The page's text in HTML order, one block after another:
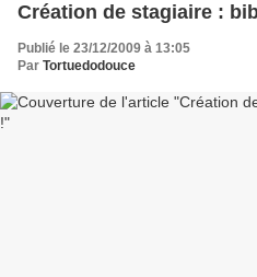
Création de stagiaire :
Publié le 23/12/2009 à 13:05
Par Tortuedodouce